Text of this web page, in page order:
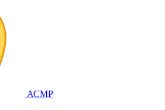
АСМР